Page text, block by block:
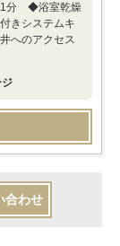
1分 ◆浴室乾燥
きシステムキ
へのアクセス
合わせ